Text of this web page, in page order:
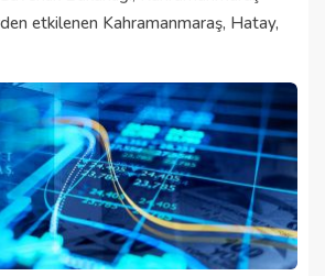
etkilenen Kahramanmaraş, Hatay,